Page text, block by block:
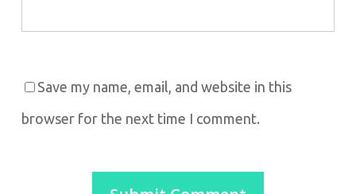
Save my name, email, and website in this
browser for the next time I comment.